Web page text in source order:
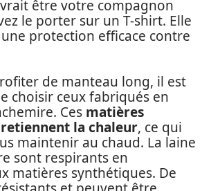
être votre compagnon
le porter sur un T-shirt. Elle
protection efficace contre
de manteau long, il est
choisir ceux fabriqués en
Ces matières
la chaleur, ce qui
maintenir au chaud. La laine
sont respirants en
matières synthétiques. De